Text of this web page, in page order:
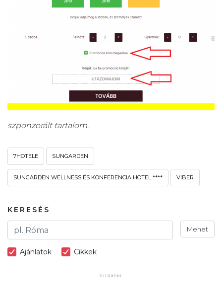
szponzorált tartalom.
7HOTELE SUNGARDEN
SUNGARDEN WELLNESS ÉS KONFERENCIA HOTEL **** VIBER
KERESÉS
Mehet
Ajánlatok Cikkek